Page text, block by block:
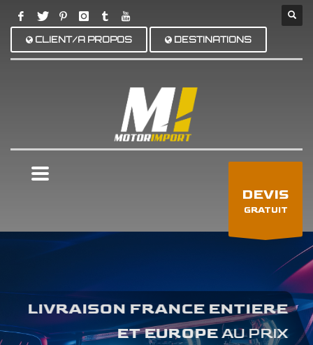
CLIENT/A PROPOS DESTINATIONS
DEVIS
GRATUIT
IMPORT AUTO DEPUIS LE